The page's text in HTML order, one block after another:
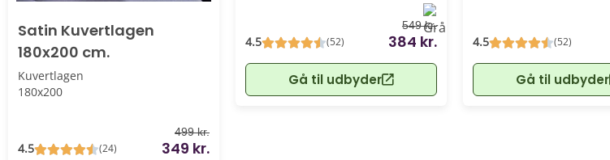
Satin Kuvertlagen
180x200 cm.
Kuvertlagen
180x200
4.5 (24)
499 kr.
349 kr.
4.5 (52)
549 kr.
384 kr.
Gå til udbyder
4.5 (52)
Gå til udbyder